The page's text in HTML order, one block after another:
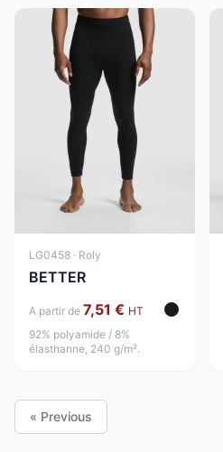
LG0458 · Roly
BETTER
A partir de 7,51 € HT
92% polyamide / 8%
élasthanne, 240 g/m².
« Previous